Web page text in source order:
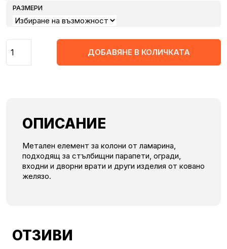
РАЗМЕРИ
ДОБАВЯНЕ В КОЛИЧКАТА
ОПИСАНИЕ
Метален елемент за колони от ламарина,
подходящ за стълбищни парапети, огради,
входни и дворни врати и други изделия от ковано
желязо.
ОТЗИВИ